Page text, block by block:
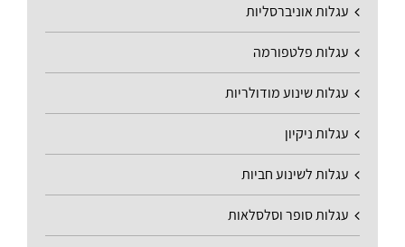
עגלות אוניברסליות
עגלות פלטפורמה
עגלות שינוע מודולריות
עגלות ניקיון
עגלות לשינוע חביות
עגלות סופר וסלסלאות